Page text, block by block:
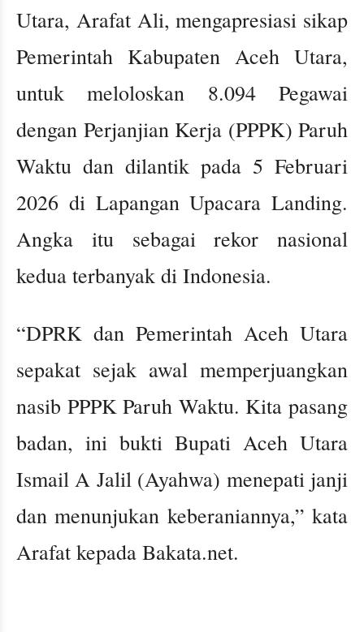
Utara, Arafat Ali, mengapresiasi sikap
Pemerintah Kabupaten Aceh Utara,
untuk meloloskan 8.094 Pegawai
dengan Perjanjian Kerja (PPPK) Paruh
Waktu dan dilantik pada 5 Februari
2026 di Lapangan Upacara Landing.
Angka itu sebagai rekor nasional
kedua terbanyak di Indonesia.
“DPRK dan Pemerintah Aceh Utara
sepakat sejak awal memperjuangkan
nasib PPPK Paruh Waktu. Kita pasang
badan, ini bukti Bupati Aceh Utara
Ismail A Jalil (Ayahwa) menepati janji
dan menunjukan keberaniannya,” kata
Arafat kepada Bakata.net.